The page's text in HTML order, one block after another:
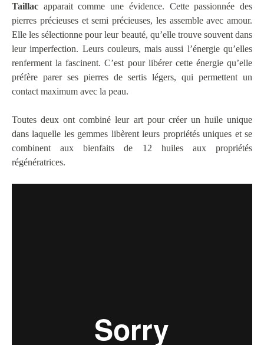
Taillac apparait comme une évidence. Cette passionnée des
pierres précieuses et semi précieuses, les assemble avec amour.
Elle les sélectionne pour leur beauté, qu’elle trouve souvent dans
leur imperfection. Leurs couleurs, mais aussi l’énergie qu’elles
renferment la fascinent. C’est pour libérer cette énergie qu’elle
préfère parer ses pierres de sertis légers, qui permettent un
contact maximum avec la peau.
Toutes deux ont combiné leur art pour créer un huile unique
dans laquelle les gemmes libèrent leurs propriétés uniques et se
combinent aux bienfaits de 12 huiles aux propriétés
régénératrices.